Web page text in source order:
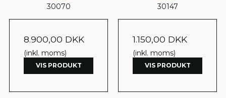
30070
8.900,00 DKK
(inkl. moms)
VIS PRODUKT
30147
1.150,00 DKK
(inkl. moms)
VIS PRODUKT